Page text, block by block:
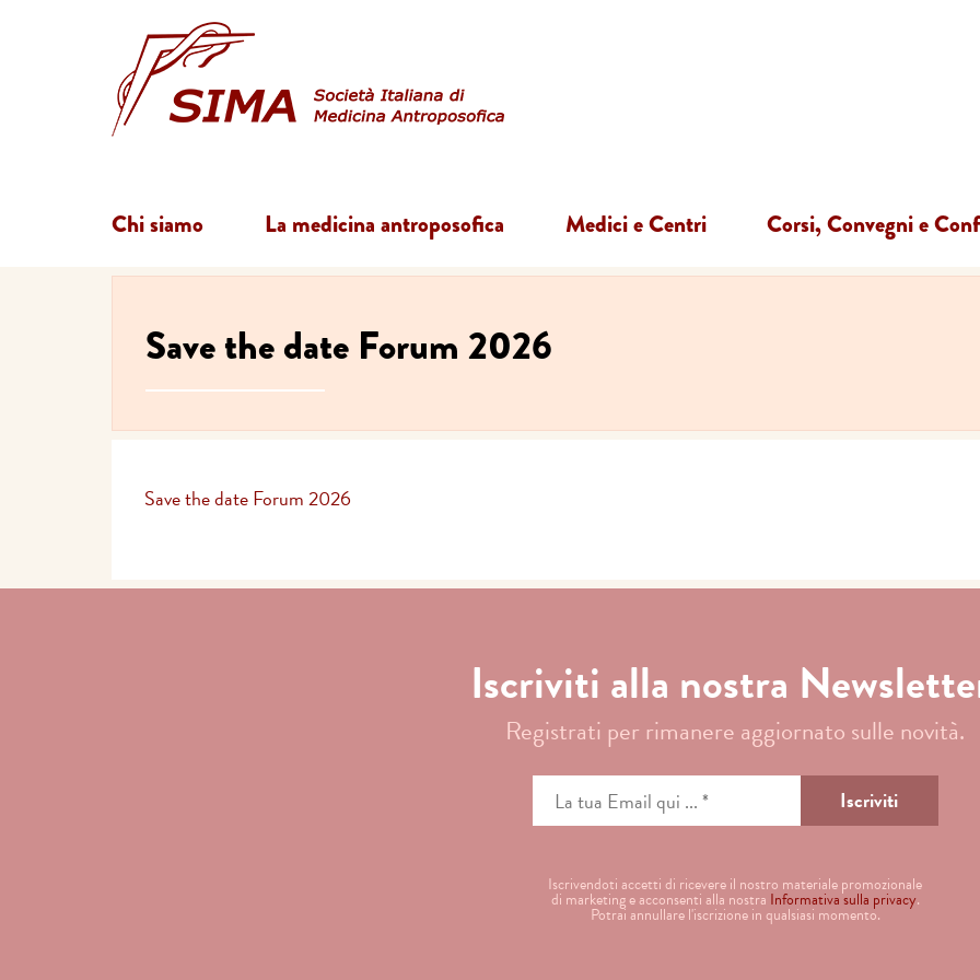
Chi siamo La medicina antroposofica Medici e Centri Corsi, Convegni e
Save the date Forum 2026
Save the date Forum 2026
Iscriviti alla nostra
Registrati per rimanere aggiornato sulle novità.
Iscrivendoti accetti di ricevere il nostro materiale promozionale
di marketing e acconsenti alla nostra Informativa sulla privacy.
Potrai annullare l'iscrizione in qualsiasi momento.